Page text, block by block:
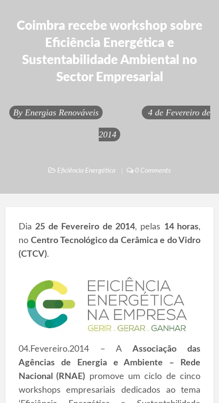
Coimbra recebe workshop sobre
Eficiência Energética e
Sustentabilidade Ambiental no
Sector Empresarial
By Energias Renováveis 4 de Fevereiro de
2014
Eficiência Energética 0 Comments
Dia25 de Fevereiro de 2014, pelas 14 horas,
noCentro Tecnológico da Cerâmica e do Vidro
(CTCV).
04.Fevereiro.2014 – AAssociação das
Agências de Energia e Ambiente – Rede
Nacional (RNAE) promove um ciclo de cinco
workshops empresariais dedicados ao tema